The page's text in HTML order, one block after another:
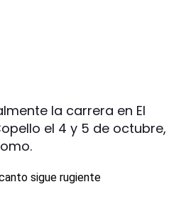
la carrera en El
el 4 y 5 de octubre,